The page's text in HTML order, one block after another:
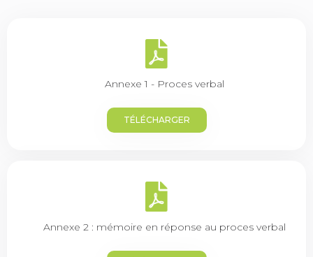
Annexe 1 - Proces verbal
TÉLÉCHARGER
Annexe 2 : mémoire en réponse au proces verbal